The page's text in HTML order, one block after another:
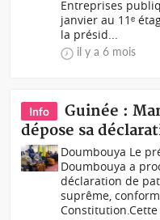
Entreprises
janvier au 11ᵉ
la présid...
il y a 6 mois
Info
Guinée :
dépose sa
Doumbouya Le
Doumbouya a
déclaration de
suprême,